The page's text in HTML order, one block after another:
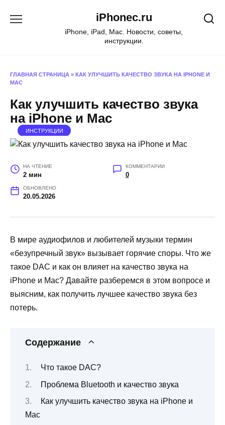
iPhonec.ru
iPhone, iPad, Mac. Новости, советы,
инструкции.
ГЛАВНАЯ СТРАНИЦА » КАК УЛУЧШИТЬ КАЧЕСТВО ЗВУКА НА IPHONE И
MAC
Как улучшить качество звука
на iPhone и Mac
ИНСТРУКЦИИ
НА ЧТЕНИЕ
2 мин
КОММЕНТАРИИ
0
ОБНОВЛЕНО
20.05.2026
В мире аудиофилов и любителей музыки термин
«безупречный звук» вызывает горячие споры. Что же
такое DAC и как он влияет на качество звука на
iPhone и Mac? Давайте разберемся в этом вопросе и
выясним, как получить лучшее качество звука без
потерь.
Содержание
Что такое DAC?
Проблема Bluetooth и качество звука
Как улучшить качество звука на iPhone и
Mac